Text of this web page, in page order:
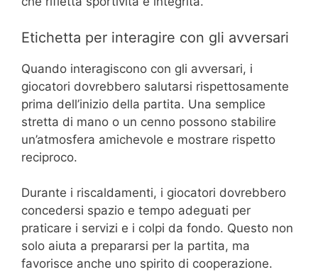
Etichetta per interagire con gli avversari
Quando interagiscono con gli avversari, i
giocatori dovrebbero salutarsi rispettosamente
prima dell’inizio della partita. Una semplice
stretta di mano o un cenno possono stabilire
un’atmosfera amichevole e mostrare rispetto
reciproco.
Durante i riscaldamenti, i giocatori dovrebbero
concedersi spazio e tempo adeguati per
praticare i servizi e i colpi da fondo. Questo non
solo aiuta a prepararsi per la partita, ma
favorisce anche uno spirito di cooperazione.